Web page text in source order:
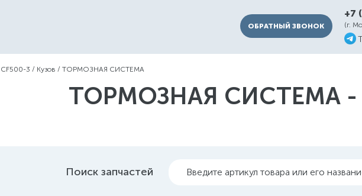
ОБРАТНЫЙ ЗВОНОК
+7
(г.
CF500-3 / Кузов / ТОРМОЗНАЯ СИСТЕМА
ТОРМОЗНАЯ СИСТЕМА -
Поиск запчастей Введите артикул товара или его